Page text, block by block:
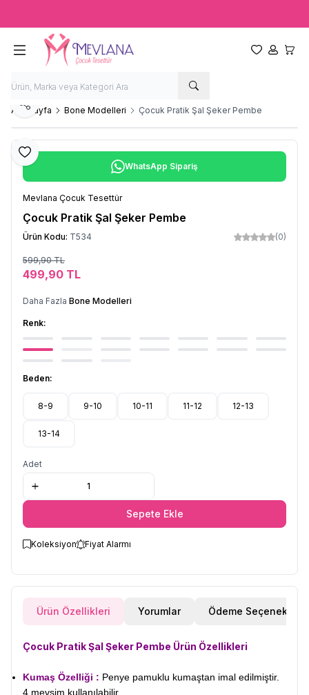
Favorilerim
Hesabım
Ana Sayfa Bone Modelleri Çocuk Pratik Şal Şeker Pembe
Favoriye Ekle
Paylaş
WhatsApp Sipariş
Mevlana Çocuk Tesettür
Çocuk Pratik Şal Şeker Pembe
Ürün Kodu: T534 (0)
599,90TL
499,90 TL
Daha Fazla Bone Modelleri
Renk:
Beden:
8-9 9-10 10-11 11-12 12-13
13-14
Adet
Sepete Ekle
Koleksiyon Fiyat Alarmı
Ürün Özellikleri Yorumlar Ödeme Seçenekleri
Çocuk Pratik Şal Şeker Pembe Ürün Özellikleri
Kumaş Özelliği : Penye pamuklu kumaştan imal edilmiştir.
4 mevsim kullanılabilir